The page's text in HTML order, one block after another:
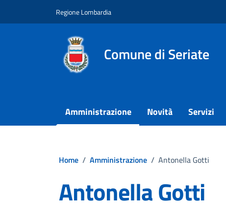
Regione Lombardia
Comune di Seriate
Amministrazione Novità Servizi
Home / Amministrazione / Antonella Gotti
Antonella Gotti